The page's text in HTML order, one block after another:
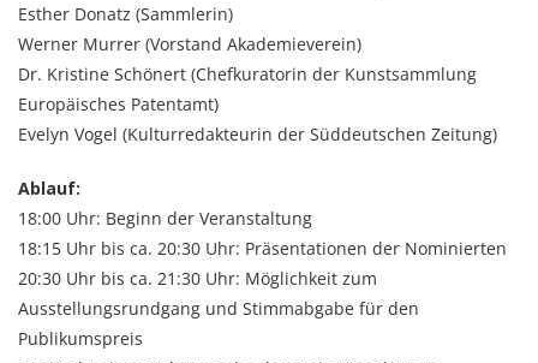
Esther Donatz (Sammlerin)
Werner Murrer (Vorstand Akademieverein)
Dr. Kristine Schönert (Chefkuratorin der Kunstsammlung
Europäisches Patentamt)
Evelyn Vogel (Kulturredakteurin der Süddeutschen Zeitung)
Ablauf:
18:00 Uhr: Beginn der Veranstaltung
18:15 Uhr bis ca. 20:30 Uhr: Präsentationen der Nominierten
20:30 Uhr bis ca. 21:30 Uhr: Möglichkeit zum
Ausstellungsrundgang und Stimmabgabe für den
Publikumspreis